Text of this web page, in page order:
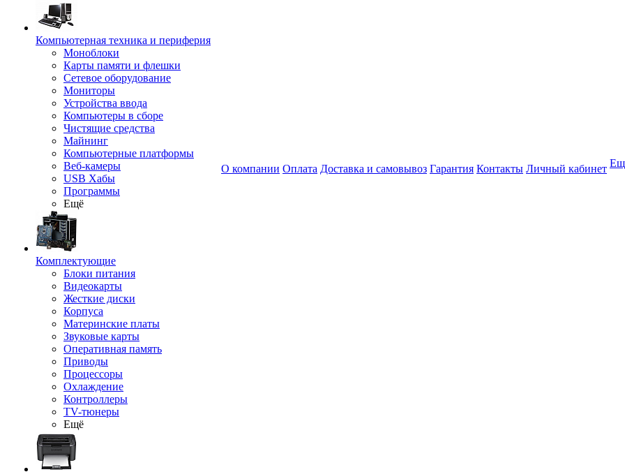
Компьютерная техника и периферия
Моноблоки
Карты памяти и флешки
Сетевое оборудование
Мониторы
Устройства ввода
Компьютеры в сборе
Чистящие средства
Майнинг
Компьютерные платформы
Веб-камеры
USB Хабы
Программы
Ещё
Комплектующие
Блоки питания
Видеокарты
Жесткие диски
Корпуса
Материнские платы
Звуковые карты
Оперативная память
Приводы
Процессоры
Охлаждение
Контроллеры
TV-тюнеры
Ещё
О компании Оплата Доставка и самовывоз Гарантия Контакты Личный кабинет